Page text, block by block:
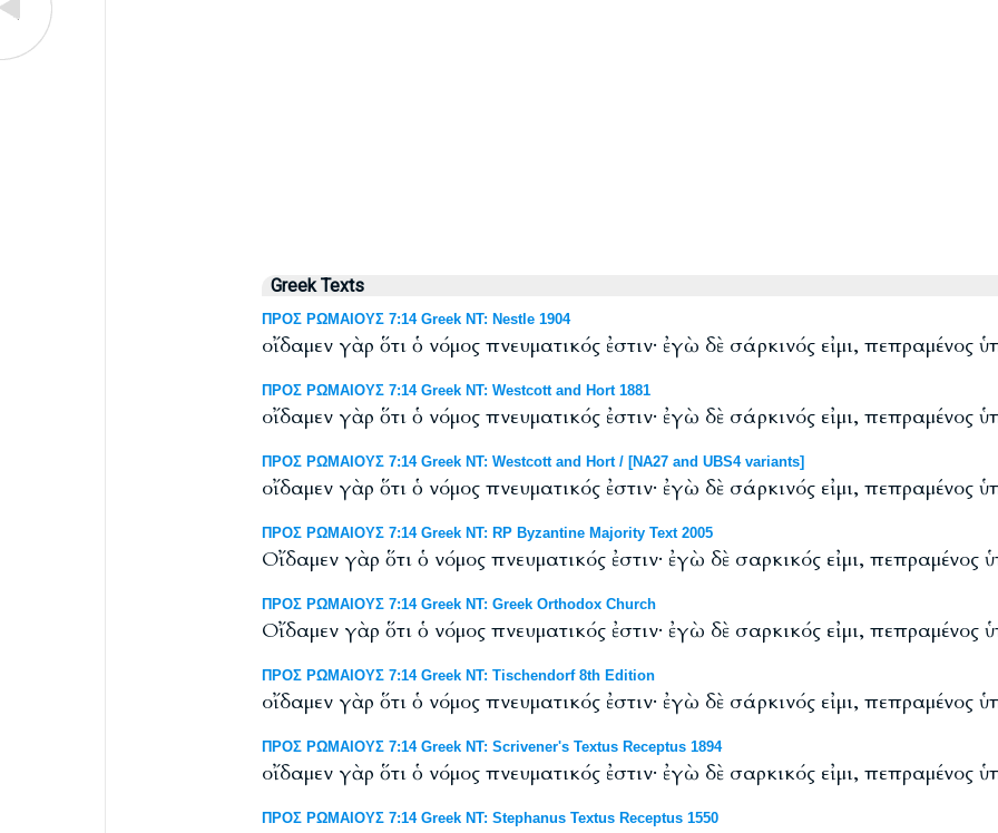
Greek Texts
ΠΡΟΣ ΡΩΜΑΙΟΥΣ 7:14 Greek NT: Nestle 1904
οἴδαμεν γὰρ ὅτι ὁ νόμος πνευματικός ἐστιν· ἐγὼ δὲ σάρκινός εἰμι, πεπραμένος
ΠΡΟΣ ΡΩΜΑΙΟΥΣ 7:14 Greek NT: Westcott and Hort 1881
οἴδαμεν γὰρ ὅτι ὁ νόμος πνευματικός ἐστιν· ἐγὼ δὲ σάρκινός εἰμι, πεπραμένος
ΠΡΟΣ ΡΩΜΑΙΟΥΣ 7:14 Greek NT: Westcott and Hort / [NA27 and UBS4 variants]
οἴδαμεν γὰρ ὅτι ὁ νόμος πνευματικός ἐστιν· ἐγὼ δὲ σάρκινός εἰμι, πεπραμένος
ΠΡΟΣ ΡΩΜΑΙΟΥΣ 7:14 Greek NT: RP Byzantine Majority Text 2005
Οἴδαμεν γὰρ ὅτι ὁ νόμος πνευματικός ἐστιν· ἐγὼ δὲ σαρκικός εἰμι, πεπραμένος
ΠΡΟΣ ΡΩΜΑΙΟΥΣ 7:14 Greek NT: Greek Orthodox Church
Οἴδαμεν γὰρ ὅτι ὁ νόμος πνευματικός ἐστιν· ἐγὼ δὲ σαρκικός εἰμι, πεπραμένος
ΠΡΟΣ ΡΩΜΑΙΟΥΣ 7:14 Greek NT: Tischendorf 8th Edition
οἴδαμεν γὰρ ὅτι ὁ νόμος πνευματικός ἐστιν· ἐγὼ δὲ σάρκινός εἰμι, πεπραμένος
ΠΡΟΣ ΡΩΜΑΙΟΥΣ 7:14 Greek NT: Scrivener's Textus Receptus 1894
οἴδαμεν γὰρ ὅτι ὁ νόμος πνευματικός ἐστιν· ἐγὼ δὲ σαρκικός εἰμι, πεπραμένος
ΠΡΟΣ ΡΩΜΑΙΟΥΣ 7:14 Greek NT: Stephanus Textus Receptus 1550